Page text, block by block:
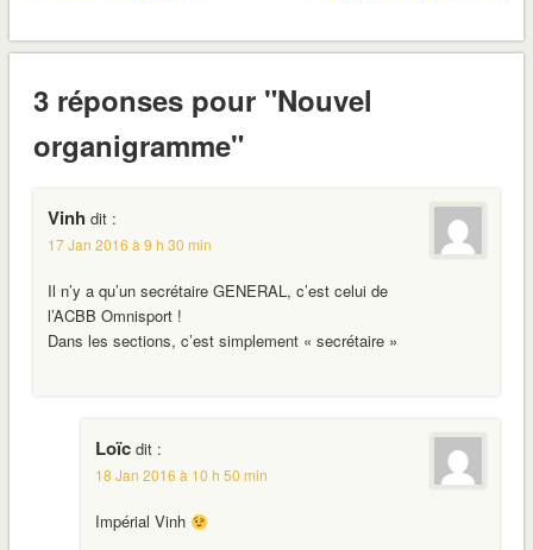
3 réponses pour "Nouvel
organigramme"
Vinh dit :
17 Jan 2016 à 9 h 30 min
Il n’y a qu’un secrétaire GENERAL, c’est celui de
l’ACBB Omnisport !
Dans les sections, c’est simplement « secrétaire »
Loïc dit :
18 Jan 2016 à 10 h 50 min
Impérial Vinh